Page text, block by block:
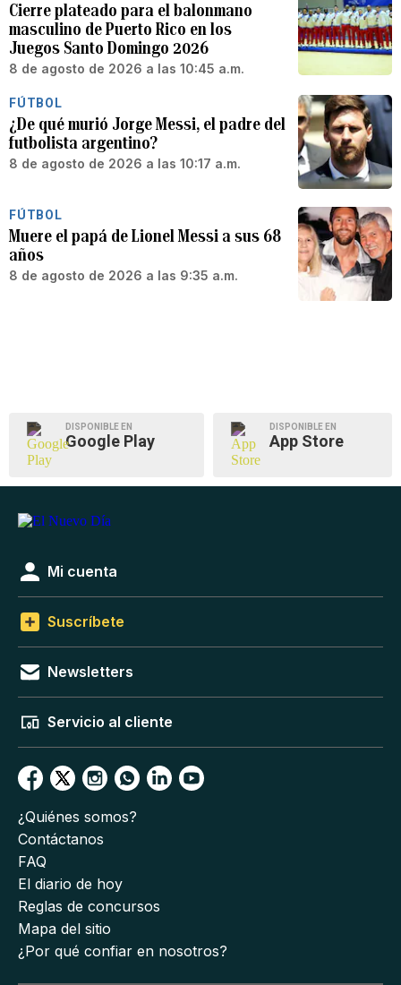
Cierre plateado para el balonmano
masculino de Puerto Rico en los
Juegos Santo Domingo 2026
8 de agosto de 2026 a las 10:45 a.m.
FÚTBOL
¿De qué murió Jorge Messi, el padre del
futbolista argentino?
8 de agosto de 2026 a las 10:17 a.m.
FÚTBOL
Muere el papá de Lionel Messi a sus 68
años
8 de agosto de 2026 a las 9:35 a.m.
DISPONIBLE EN
Google Play
DISPONIBLE EN
App Store
Mi cuenta
Suscríbete
Newsletters
Servicio al cliente
¿Quiénes somos?
Contáctanos
FAQ
El diario de hoy
Reglas de concursos
Mapa del sitio
¿Por qué confiar en nosotros?